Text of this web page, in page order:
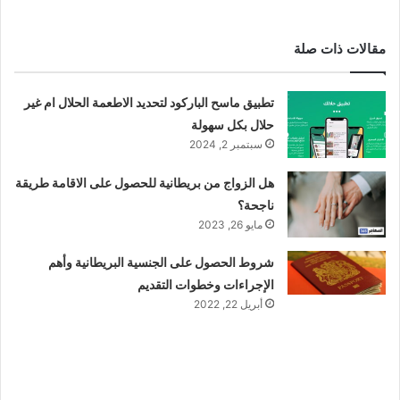
مقالات ذات صلة
تطبيق ماسح الباركود لتحديد الاطعمة الحلال ام غير
حلال بكل سهولة
سبتمبر 2, 2024
هل الزواج من بريطانية للحصول على الاقامة طريقة
ناجحة؟
مايو 26, 2023
شروط الحصول على الجنسية البريطانية وأهم
الإجراءات وخطوات التقديم
أبريل 22, 2022